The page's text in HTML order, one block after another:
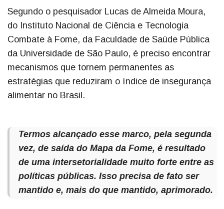
Segundo o pesquisador Lucas de Almeida Moura,
do Instituto Nacional de Ciência e Tecnologia
Combate à Fome, da Faculdade de Saúde Pública
da Universidade de São Paulo, é preciso encontrar
mecanismos que tornem permanentes as
estratégias que reduziram o índice de insegurança
alimentar no Brasil.
Termos alcançado esse marco, pela segunda
vez, de saída do Mapa da Fome, é resultado
de uma intersetorialidade muito forte entre as
políticas públicas. Isso precisa de fato ser
mantido e, mais do que mantido, aprimorado.